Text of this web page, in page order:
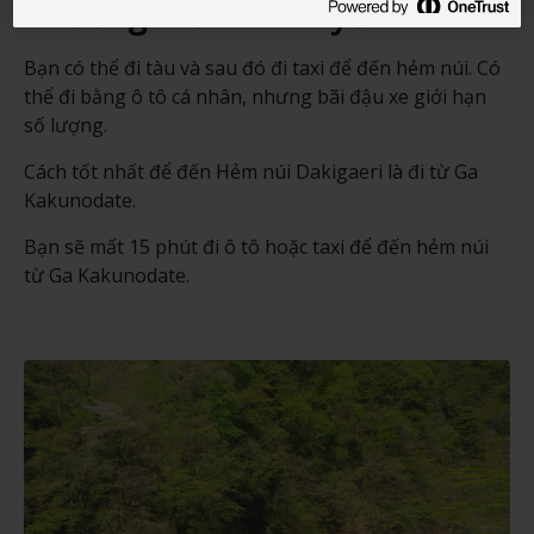
Phương thức di chuyển
Bạn có thể đi tàu và sau đó đi taxi để đến hẻm núi. Có
thể đi bằng ô tô cá nhân, nhưng bãi đậu xe giới hạn
số lượng.
Cách tốt nhất để đến Hẻm núi Dakigaeri là đi từ Ga
Kakunodate.
Bạn sẽ mất 15 phút đi ô tô hoặc taxi để đến hẻm núi
từ Ga Kakunodate.